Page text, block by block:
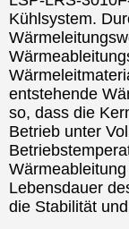
Kühlsystem.
entstehende
so, dass die
Betrieb unter
Lebensdauer
die Stabilität